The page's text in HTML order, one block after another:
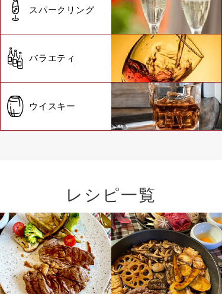
スパークリング
バラエティ
ウイスキー
レシピ一覧